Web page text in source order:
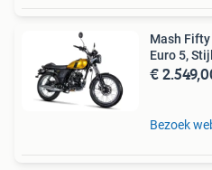
Mash
Euro 5,
€
Bezoek